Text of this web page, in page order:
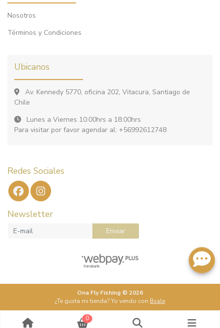
Nosotros
Términos y Condiciones
Ubicanos
Av. Kennedy 5770, oficina 202, Vitacura, Santiago de
Chile
Lunes a Viernes 10:00hrs a 18:00hrs
Para visitar por favor agendar al: +56992612748
Redes Sociales
Newsletter
Enviar
Ona Fly Fishing © 2026
¿Te gusta mi tienda? Yo vendo con Bsale
0